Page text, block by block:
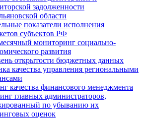
задолженности
области
показатели исполнения
субъектов РФ
мониторинг социально-
развития
открытости бюджетных данных
качества управления региональными
качества финансового менеджмента
главных администраторов,
по убыванию их
оценок